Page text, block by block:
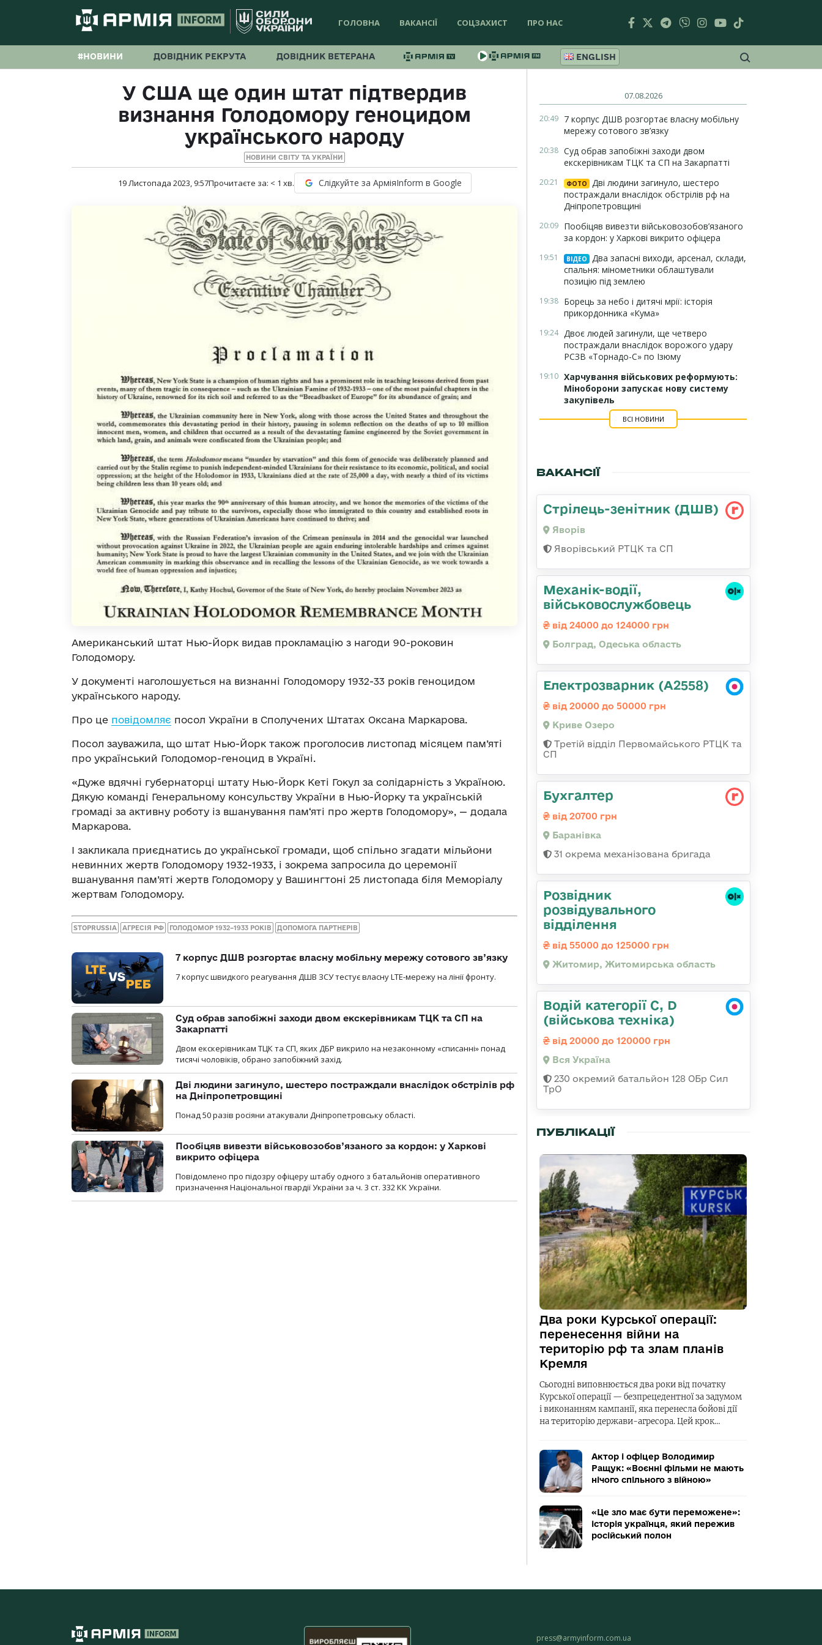
ГОЛОВНА ВАКАНСІЇ СОЦЗАХИСТ ПРО НАС
#НОВИНИ ДОВІДНИК РЕКРУТА ДОВІДНИК ВЕТЕРАНА ENGLISH
У США ще один штат підтвердив
визнання Голодомору геноцидом
українського народу
НОВИНИ СВІТУ ТА УКРАЇНИ
19 Листопада 2023, 9:57Прочитаєте за: < 1 хв. Слідкуйте за АрміяInform в Google
Американський штат Нью-Йорк видав прокламацію з нагоди 90-роковин
Голодомору.
У документі наголошується на визнанні Голодомору 1932-33 років геноцидом
українського народу.
Про це повідомляє посол України в Сполучених Штатах Оксана Маркарова.
Посол зауважила, що штат Нью-Йорк також проголосив листопад місяцем пам’яті
про український Голодомор-геноцид в Україні.
«Дуже вдячні губернаторці штату Нью-Йорк Кеті Гокул за солідарність з Україною.
Дякую команді Генеральному консульству України в Нью-Йорку та українській
громаді за активну роботу із вшанування пам‘яті про жертв Голодомору», — додала
Маркарова.
І закликала приєднатись до української громади, щоб спільно згадати мільйони
невинних жертв Голодoмору 1932-1933, і зокрема запросила до церемонії
вшанування пам’яті жертв Голодомору у Вашингтоні 25 листопада біля Меморіалу
жертвам Голодомору.
STOPRUSSIA АГРЕСІЯ РФ ГОЛОДОМОР 1932–1933 РОКІВ ДОПОМОГА ПАРТНЕРІВ
7 корпус ДШВ розгортає власну мобільну мережу сотового зв’язку
7 корпус швидкого реагування ДШВ ЗСУ тестує власну LTE-мережу на лінії фронту.
Суд обрав запобіжні заходи двом екскерівникам ТЦК та СП на
Закарпатті
Двом екскерівникам ТЦК та СП, яких ДБР викрило на незаконному «списанні» понад
тисячі чоловіків, обрано запобіжний захід.
Дві людини загинуло, шестеро постраждали внаслідок обстрілів рф
на Дніпропетровщині
Понад 50 разів росіяни атакували Дніпропетровську області.
Пообіцяв вивезти військовозобов’язаного за кордон: у Харкові
викрито офіцера
Повідомлено про підозру офіцеру штабу одного з батальйонів оперативного
призначення Національної гвардії України за ч. 3 ст. 332 КК України.
07.08.2026
20:49 7 корпус ДШВ розгортає власну мобільну
мережу сотового зв’язку
20:38 Суд обрав запобіжні заходи двом
екскерівникам ТЦК та СП на Закарпатті
20:21 ФОТО
Дві людини загинуло, шестеро
постраждали внаслідок обстрілів рф на
Дніпропетровщині
20:09 Пообіцяв вивезти військовозобов’язаного
за кордон: у Харкові викрито офіцера
19:51 ВІДЕО
Два запасні виходи, арсенал, склади,
спальня: мінометники облаштували
позицію під землею
19:38 Борець за небо і дитячі мрії: історія
прикордонника «Кума»
19:24 Двоє людей загинули, ще четверо
постраждали внаслідок ворожого удару
РСЗВ «Торнадо-С» по Ізюму
19:10 Харчування військових реформують:
Міноборони запускає нову систему
закупівель
ВСІ НОВИНИ
ВАКАНСІЇ
Стрілець-зенітник (ДШВ)
Яворів
Яворівський РТЦК та СП
Механік-водії,
військовослужбовець
від 24000 до 124000 грн
Болград, Одеська область
Електрозварник (А2558)
від 20000 до 50000 грн
Криве Озеро
Третій відділ Первомайського РТЦК та
СП
Бухгалтер
від 20700 грн
Баранівка
31 окрема механізована бригада
Розвідник
розвідувального
відділення
від 55000 до 125000 грн
Житомир, Житомирська область
Водій категорії C, D
(військова техніка)
від 20000 до 120000 грн
Вся Україна
230 окремий батальйон 128 ОБр Сил
ТрО
ПУБЛІКАЦІЇ
Два роки Курської операції:
перенесення війни на
територію рф та злам планів
Кремля
Сьогодні виповнюється два роки від початку
Курської операції — безпрецедентної за задумом
і виконанням кампанії, яка перенесла бойові дії
на територію держави-агресора. Цей крок…
Актор і офіцер Володимир
Ращук: «Воєнні фільми не мають
нічого спільного з війною»
«Це зло має бути переможене»:
історія українця, який пережив
російський полон
press@armyinform.com.ua